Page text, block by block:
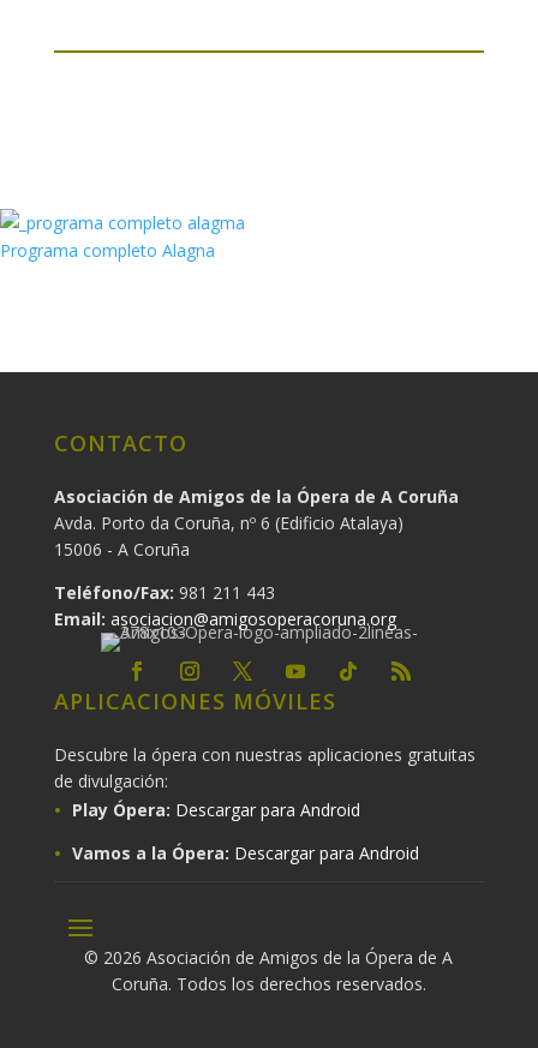
Programa completo Alagna
CONTACTO
Asociación de Amigos de la Ópera de A Coruña
Avda. Porto da Coruña, nº 6 (Edificio Atalaya)
15006 - A Coruña
Teléfono/Fax: 981 211 443
Email: asociacion@amigosoperacoruna.org
APLICACIONES MÓVILES
Descubre la ópera con nuestras aplicaciones gratuitas
de divulgación:
Play Ópera: Descargar para Android
Vamos a la Ópera: Descargar para Android
© 2026 Asociación de Amigos de la Ópera de A
Coruña. Todos los derechos reservados.